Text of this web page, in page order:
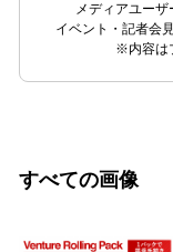
メディアユーザ
イベント・記者会
※内容は
すべての画像